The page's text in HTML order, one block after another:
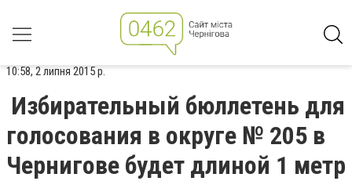
10:58, 2 липня 2015 р.
Избирательный бюллетень для
голосования в округе № 205 в
Чернигове будет длиной 1 метр